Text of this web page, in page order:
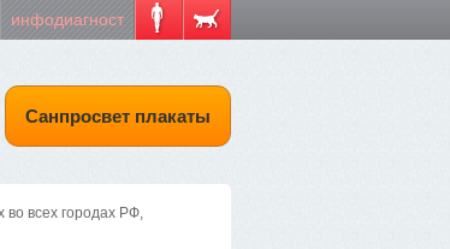
инфодиагност
Санпросвет плакаты
всех городах РФ,